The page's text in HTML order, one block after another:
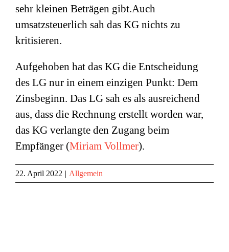
sehr kleinen Beträgen gibt.Auch
umsatzsteuerlich sah das KG nichts zu
kritisieren.
Aufgehoben hat das KG die Entscheidung
des LG nur in einem einzigen Punkt: Dem
Zinsbeginn. Das LG sah es als ausreichend
aus, dass die Rechnung erstellt worden war,
das KG verlangte den Zugang beim
Empfänger (Miriam Vollmer).
22. April 2022 | Allgemein